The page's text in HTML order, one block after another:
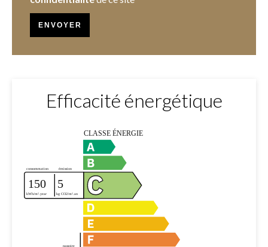
ENVOYER
Efficacité énergétique